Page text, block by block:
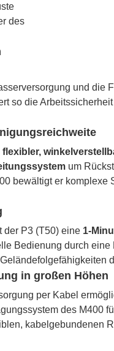
des
und die
so die
flexibler,
um
bewältigt er
der P3 (T50) eine 1-
Bedienung durch
in großen Höhen
per Kabel
des M400